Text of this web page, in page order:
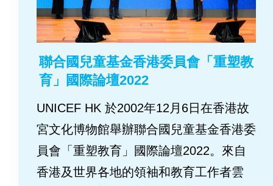
聯合國兒童基金香港委員會「重塑教
育」國際論壇2022
UNICEF HK 於2002年12月6日在香港故
宮文化博物館舉辦聯合國兒童基金香港委
員會「重塑教育」國際論壇2022。來自
香港及世界各地的領袖和教育工作者雲